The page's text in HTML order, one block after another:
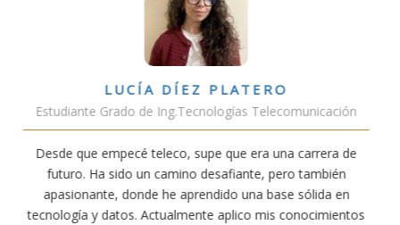
de
en
VÍCTOR SÁNCHEZ VALENCIA
Estudiante Doble Grado Teleco-ADE
Estudiar teleco me ha permitido comprender
conectividad afecta nuestra vida diaria. Aunque la
exige esfuerzo, he dedicado parte de mi tiempo a
actividades como el salvamento y socorrismo.